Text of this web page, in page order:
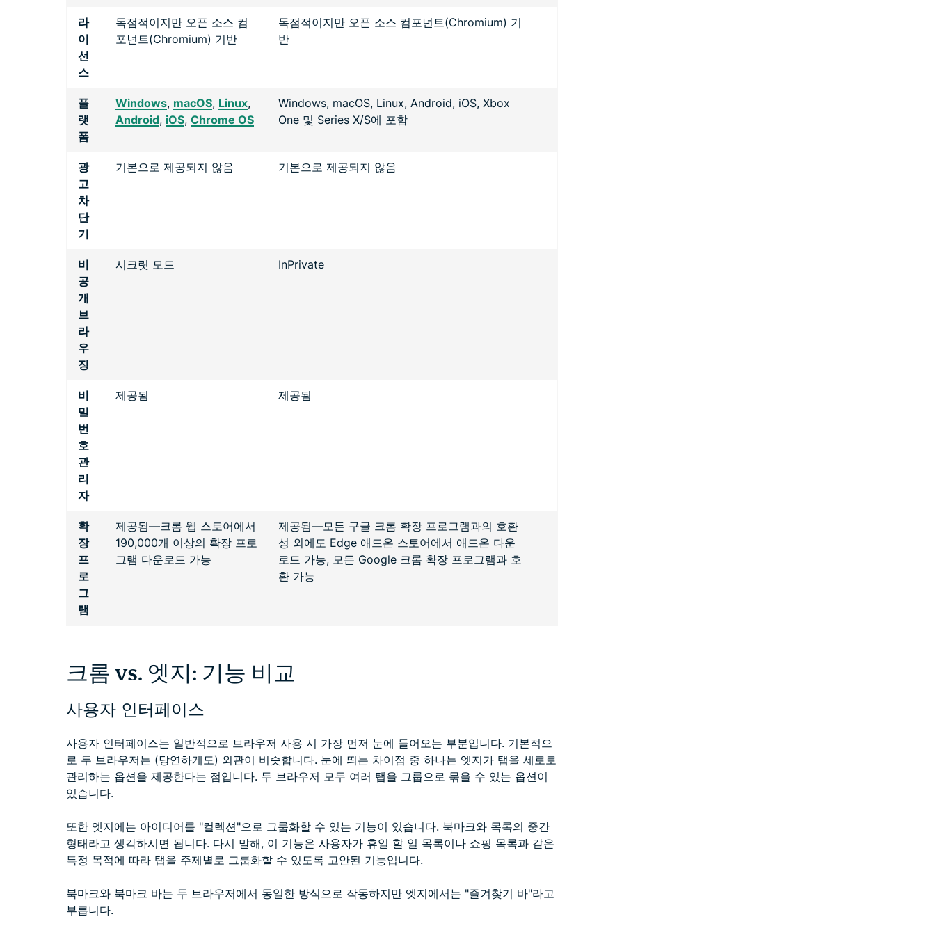
라
이
선
스
독점적이지만 오픈 소스 컴
포넌트(Chromium) 기반
독점적이지만 오픈 소스 컴포넌트(Chromium) 기
반
플
랫
폼
Windows, macOS, Linux,
Android, iOS, Chrome OS
Windows, macOS, Linux, Android, iOS, Xbox
One 및 Series X/S에 포함
광
고
차
단
기
기본으로 제공되지 않음 기본으로 제공되지 않음
비
공
개
브
라
우
징
시크릿 모드 InPrivate
비
밀
번
호
관
리
자
제공됨 제공됨
확
장
프
로
그
램
제공됨—크롬 웹 스토어에서
190,000개 이상의 확장 프로
그램 다운로드 가능
제공됨—모든 구글 크롬 확장 프로그램과의 호환
성 외에도 Edge 애드온 스토어에서 애드온 다운
로드 가능, 모든 Google 크롬 확장 프로그램과 호
환 가능
크롬 vs. 엣지: 기능 비교
사용자 인터페이스
사용자 인터페이스는 일반적으로 브라우저 사용 시 가장 먼저 눈에 들어오는 부분입니다. 기본적으
로 두 브라우저는 (당연하게도) 외관이 비슷합니다. 눈에 띄는 차이점 중 하나는 엣지가 탭을 세로로
관리하는 옵션을 제공한다는 점입니다. 두 브라우저 모두 여러 탭을 그룹으로 묶을 수 있는 옵션이
있습니다.
또한 엣지에는 아이디어를 "컬렉션"으로 그룹화할 수 있는 기능이 있습니다. 북마크와 목록의 중간
형태라고 생각하시면 됩니다. 다시 말해, 이 기능은 사용자가 휴일 할 일 목록이나 쇼핑 목록과 같은
특정 목적에 따라 탭을 주제별로 그룹화할 수 있도록 고안된 기능입니다.
북마크와 북마크 바는 두 브라우저에서 동일한 방식으로 작동하지만 엣지에서는 "즐겨찾기 바"라고
부릅니다.